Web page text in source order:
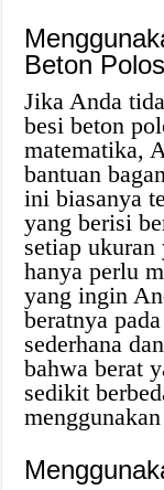
Beton Polos
Jika Anda
besi beton
matematika,
bantuan
ini biasanya
yang berisi
setiap
hanya perlu
yang ingin
beratnya
sederhana
bahwa berat
sedikit